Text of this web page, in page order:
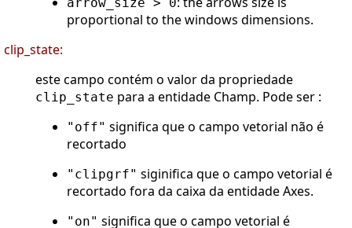
proportional to the windows dimensions.
clip_state:
este campo contém o valor da propriedade
clip_state para a entidade Champ. Pode ser :
"off" significa que o campo vetorial não é
recortado
"clipgrf" siginifica que o campo vetorial é
recortado fora da caixa da entidade Axes.
"on" significa que o campo vetorial é